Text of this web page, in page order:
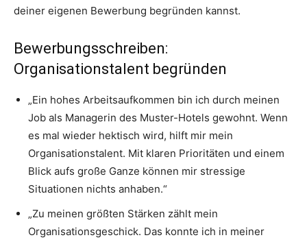
deiner eigenen Bewerbung begründen kannst.
Bewerbungsschreiben:
Organisationstalent begründen
„Ein hohes Arbeitsaufkommen bin ich durch meinen
Job als Managerin des Muster-Hotels gewohnt. Wenn
es mal wieder hektisch wird, hilft mir mein
Organisationstalent. Mit klaren Prioritäten und einem
Blick aufs große Ganze können mir stressige
Situationen nichts anhaben.“
„Zu meinen größten Stärken zählt mein
Organisationsgeschick. Das konnte ich in meiner